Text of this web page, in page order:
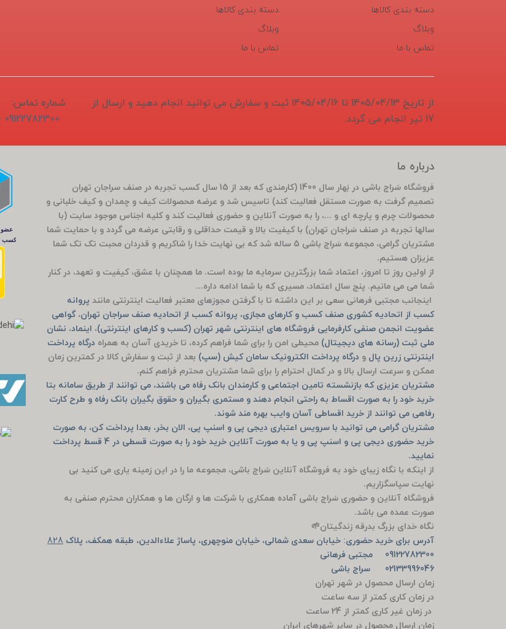
دسته بندی کالاها
وبلاگ
تماس با ما
دسته بندی کالاها
وبلاگ
تماس با ما
از تاریخ 1405/04/13 تا 1405/04/16 ثبت و سفارش می توانید انجام دهید و ارسال از
17 تیر انجام می گردد.
شماره تماس:
09122782300 - 02133996046
درباره ما
فروشگاه سَراج باشی در بَهار سال 1400 (کارمندی که بعد از 15 سال کسب تجربه در صنف سراجان تهران
تصمیم گرفت به صورت مستقل فعالیت کند) تاسیس شد و عرضه محصولات کیف و چمدان و کیف خلبانی و
محصولات چرم و پارچه ای و ...، را به صورت آنلاین و حضوری فعالیت کند و کلیه اجناس موجود سایت (با
سالها تجربه در صنف سَراجان تهران) با کیفیت بالا و قیمت حداقلی و رقابتی عرضه می گردد و با حمایت شما
مشتریان گرامی، مجموعه سَراج باشی 5 ساله شد که بی نهایت خدا را شاکریم و قدردان محبت تک تک شما
عزیزان هستیم.
از اولین روز تا امروز، اعتماد شما بزرگترین سرمایه ما بوده است. ما همچنان با عشق، کیفیت و تعهد، در کنار
شما می می مانیم. پنج سال اعتماد، مسیری که با شما ادامه داره...
اینجانب مجتبی فرهانی سعی بر این داشته تا با گرفتن مجوزهای معتبر فعالیت اینترنتی مانند پروانه
کسب از اتحادیه کشوری صنف کسب و کارهای مجازی، پروانه کسب از اتحادیه صنف سراجان تهران،گواهی
عضویت انجمن صنفی کارفرمایی فروشگاه های اینترنتی شهر تهران (کسب و کارهای اینترنتی)، اینماد، نشان
ملی ثبت (رسانه های دیجیتال) محیطی امن را برای شما فراهم کرده، تا خریدی آسان به همراه درگاه پرداخت
اینترنتی زرین پال و درگاه پرداخت الکترونیک سامان کیش (سپ) بعد از ثبت و سفارش کالا در کمترین زمان
ممکن و سرعت ارسال بالا و در کمال احترام را برای شما مشتریان محترم فراهم کنم.
مشتریان عزیزی که بازنشسته تامین اجتماعی و کارمندان بانک رفاه می باشند، می توانند از طریق سامانه بتا
خرید خود را به صورت اقساط به راحتی انجام دهند و مستمری بگیران و حقوق بگیران بانک رفاه و طرح کارت
رفاهی می توانند از خرید اقساطی آسان وایب بهره مند شوند.
مشتریان گرامی می توانید با سرویس اعتباری دیجی پی و اسنپ پی، الان بخر، بعدا پرداخت کن، به صورت
خرید حضوری دیجی پی و اسنپ پی و یا به صورت آنلاین خرید خود را به صورت قسطی در 4 قسط پرداخت
نمایید.
از اینکه با نگاه زیبای خود به فروشگاه آنلاین سَراج باشی، مجموعه ما را در این زمینه یاری می کنید بی
نهایت سپاسگزاریم.
فروشگاه آنلاین و حضوری سَراج باشی آماده همکاری با شرکت ها و ارگان ها و همکاران محترم صنفی به
صورت عمده می باشد.
نگاه خدای بزرگ بدرقه زندگیتان🌱
آدرس برای خرید حضوری: خیابان سعدی شمالی، خیابان منوچهری، پاساژ علاءالدین، طبقه همکف، پلاک 828
09122782300 مجتبی فرهانی
02133996046 سراج باشی
زمان ارسال محصول در شهر تهران
در زمان کاری کمتر از سه ساعت
در زمان غیر کاری کمتر از 24 ساعت
زمان ارسال محصول در سایر شهرهای ایران